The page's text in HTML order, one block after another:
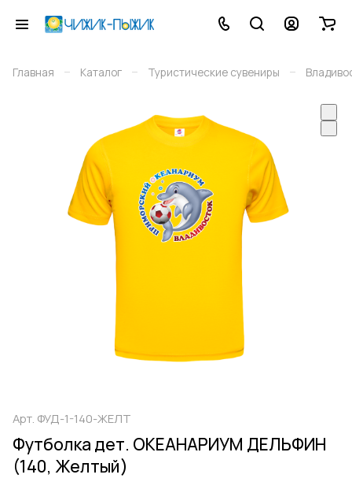
Главная – Каталог – Туристические сувениры –
Арт. ФУД-1-140-ЖЕЛТ
Футболка дет. ОКЕАНАРИУМ ДЕЛЬФИН
(140, Желтый)